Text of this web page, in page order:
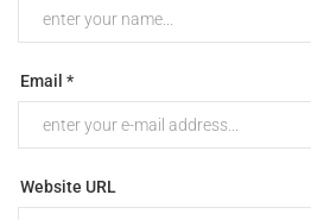
Email *
Website URL